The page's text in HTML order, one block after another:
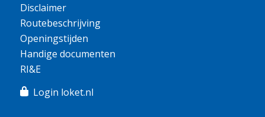
Disclaimer
Routebeschrijving
Openingstijden
Handige documenten
RI&E
Login loket.nl